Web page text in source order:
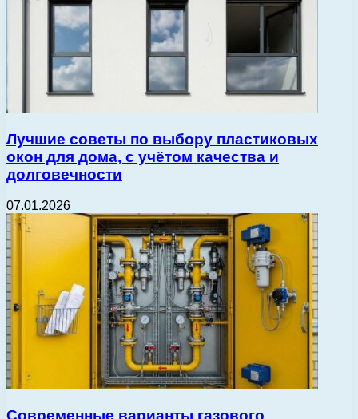
Лучшие советы по выбору пластиковых
окон для дома, с учётом качества и
долговечности
07.01.2026
Современные варианты газового